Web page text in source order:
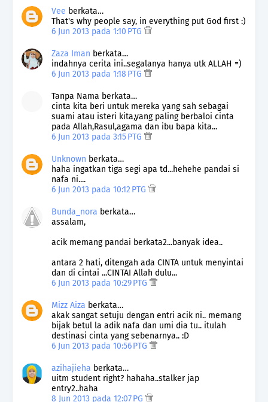
Vee berkata…
That's why people say, in everything put God first :)
6 Jun 2013 pada 1:10 PTG
Zaza Iman berkata…
indahnya cerita ini..segalanya hanya utk ALLAH =)
6 Jun 2013 pada 1:18 PTG
Tanpa Nama berkata…
cinta kita beri untuk mereka yang sah sebagai
suami atau isteri kita,yang paling berbaloi cinta
pada Allah,Rasul,agama dan ibu bapa kita...
6 Jun 2013 pada 3:15 PTG
Unknown berkata…
haha ingatkan tiga segi apa td...hehehe pandai si
nafa ni....
6 Jun 2013 pada 10:12 PTG
Bunda_nora berkata…
assalam,
acik memang pandai berkata2...banyak idea..
antara 2 hati, ditengah ada CINTA untuk menyintai
dan di cintai ...CINTAI Allah dulu...
6 Jun 2013 pada 10:29 PTG
Mizz Aiza berkata…
akak sangat setuju dengan entri acik ni.. memang
bijak betul la adik nafa dan umi dia tu.. itulah
destinasi cinta yang sebenarnya.. :D
6 Jun 2013 pada 10:56 PTG
azihajieha berkata…
uitm student right? hahaha..stalker jap
entry2..haha
8 Jun 2013 pada 12:07 PG